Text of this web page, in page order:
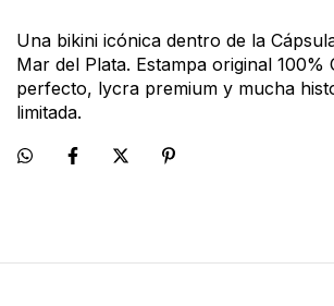
Una bikini icónica dentro de la
Mar del Plata. Estampa original 100%
perfecto, lycra premium y mucha
limitada.